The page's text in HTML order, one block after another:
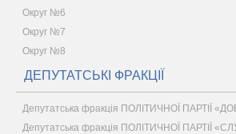
Округ №6
Округ №7
Округ №8
ДЕПУТАТСЬКІ ФРАКЦІЇ
Депутатська фракція ПОЛІТИЧНОЇ ПАРТІЇ
Депутатська фракція ПОЛІТИЧНОЇ ПАРТІЇ